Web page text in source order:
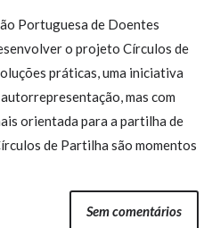
Portuguesa de Doentes
o projeto Círculos de
práticas, uma iniciativa
mas com
orientada para a partilha de
de Partilha são momentos
Sem comentários